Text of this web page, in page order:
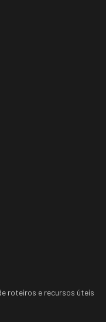
roteiros e recursos úteis